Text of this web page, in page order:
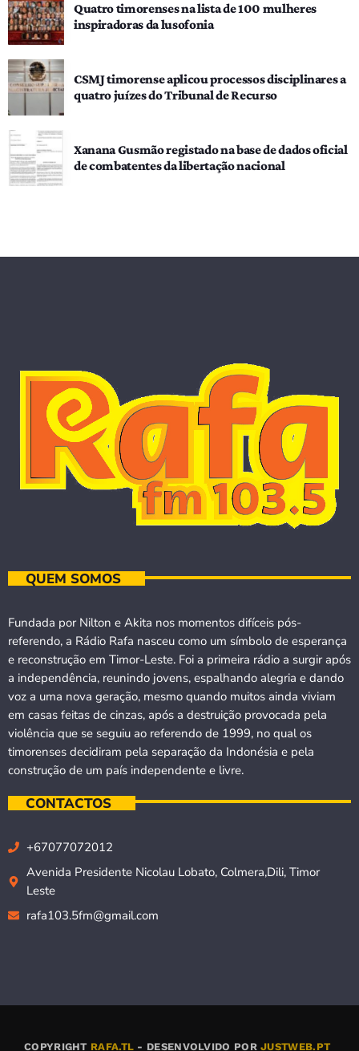
Quatro timorenses na lista de 100 mulheres
inspiradoras da lusofonia
CSMJ timorense aplicou processos disciplinares a
quatro juízes do Tribunal de Recurso
Xanana Gusmão registado na base de dados oficial
de combatentes da libertação nacional
QUEM SOMOS
Fundada por Nilton e Akita nos momentos difíceis pós-
referendo, a Rádio Rafa nasceu como um símbolo de esperança
e reconstrução em Timor-Leste. Foi a primeira rádio a surgir após
a independência, reunindo jovens, espalhando alegria e dando
voz a uma nova geração, mesmo quando muitos ainda viviam
em casas feitas de cinzas, após a destruição provocada pela
violência que se seguiu ao referendo de 1999, no qual os
timorenses decidiram pela separação da Indonésia e pela
construção de um país independente e livre.
CONTACTOS
+67077072012
Avenida Presidente Nicolau Lobato, Colmera,Dili, Timor
Leste
rafa103.5fm@gmail.com
COPYRIGHT RAFA.TL - DESENVOLVIDO PORJUSTWEB.PT